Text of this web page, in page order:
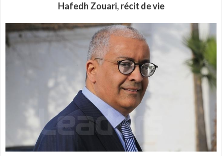
Hafedh Zouari, récit de vie